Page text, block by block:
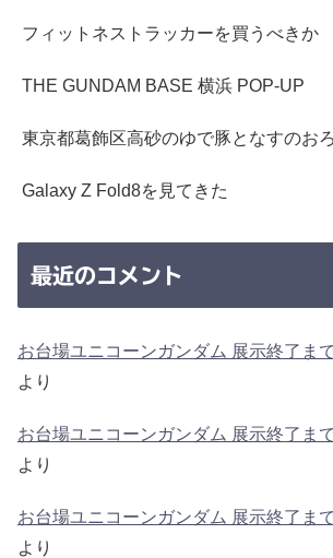
フィットネストラッカーを買うべきか
THE GUNDAM BASE 横浜 POP-UP
東京都葛飾区高砂のゆで豚となすのお
Galaxy Z Fold8を見てきた
最近のコメント
お台場ユニコーンガンダム 展示終了ま
より
お台場ユニコーンガンダム 展示終了ま
より
お台場ユニコーンガンダム 展示終了ま
より